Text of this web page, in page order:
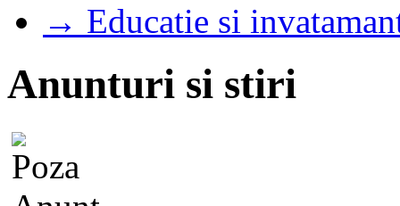
→ Educatie si
Anunturi si stiri